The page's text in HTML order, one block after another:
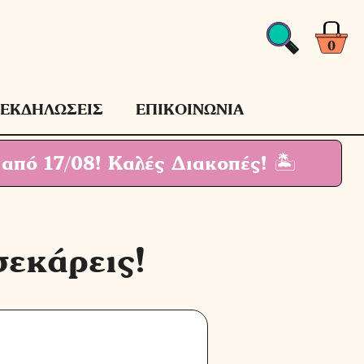
0
ΕΚΔΗΛΩΣΕΙΣ ΕΠΙΚΟΙΝΩΝΙΑ
από 17/08! Καλές Διακοπές! 🏝